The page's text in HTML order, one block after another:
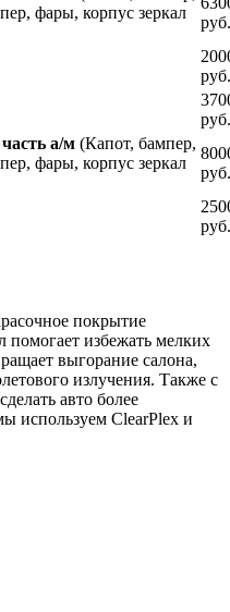
фары, корпус зеркал
руб.
руб.
руб.
а/м (Капот, бампер,
фары, корпус зеркал
руб.
руб.
покрытие
помогает избежать мелких
выгорание салона,
излучения. Также с
авто более
используем ClearPlex и